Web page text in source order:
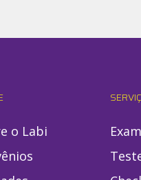
o Labi